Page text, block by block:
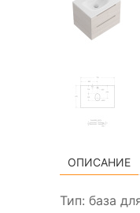
ОПИСАНИЕ
Тип: база